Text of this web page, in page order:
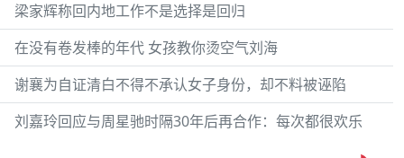
梁家辉称回内地工作不是选择是回归
在没有卷发棒的年代 女孩教你烫空气刘海
谢襄为自证清白不得不承认女子身份，却不料被诬陷
刘嘉玲回应与周星驰时隔30年后再合作：每次都很欢乐